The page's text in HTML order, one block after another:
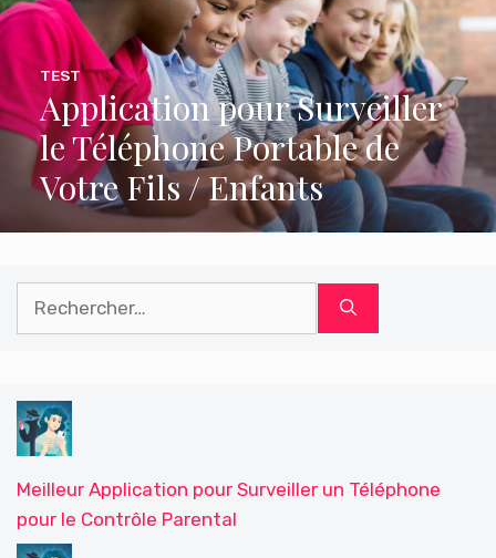
Application pour Surveiller
le Téléphone Portable de
Votre Fils / Enfants
TEST
Meilleur Application pour Surveiller un Téléphone
pour le Contrôle Parental